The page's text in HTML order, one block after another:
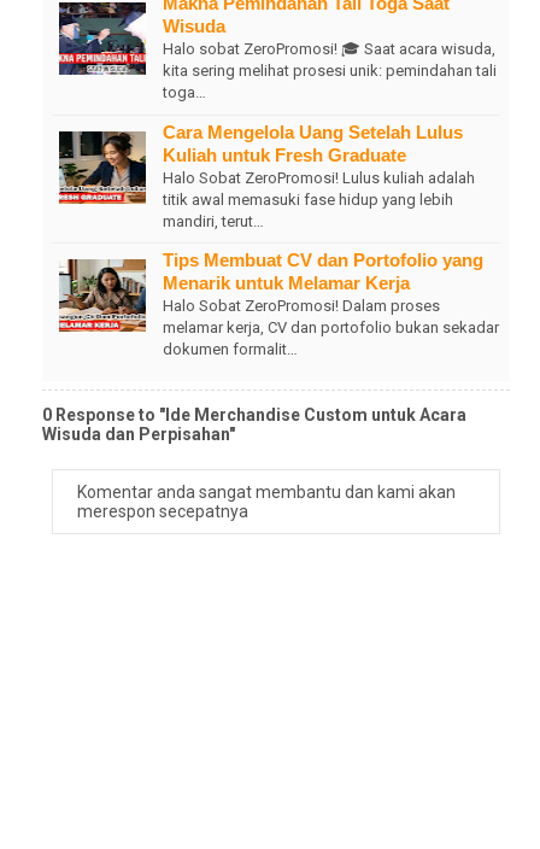
Wisuda
Halo sobat ZeroPromosi! 🎓 Saat acara wisuda,
kita sering melihat prosesi unik: pemindahan tali
toga…
Cara Mengelola Uang Setelah Lulus
Kuliah untuk Fresh Graduate
Halo Sobat ZeroPromosi! Lulus kuliah adalah
titik awal memasuki fase hidup yang lebih
mandiri, terut…
Tips Membuat CV dan Portofolio yang
Menarik untuk Melamar Kerja
Halo Sobat ZeroPromosi! Dalam proses
melamar kerja, CV dan portofolio bukan sekadar
dokumen formalit…
0 Response to "Ide Merchandise Custom untuk Acara
Wisuda dan Perpisahan"
Komentar anda sangat membantu dan kami akan
merespon secepatnya